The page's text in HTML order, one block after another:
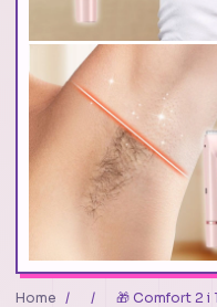
Home / /
🎁 Comfort 2 i